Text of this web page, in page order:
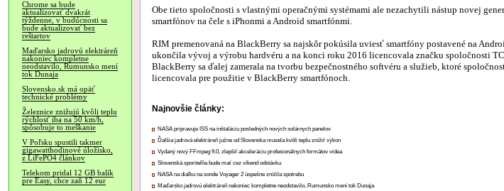
Chrome sa bude
aktualizovať dvakrát
týždenne, v budúcnosti sa
bude aktualizovať bez
reštartov
Maďarsko jadrovú elektráreň
nakoniec kompletne
neodstavilo, Rumunsko mení
tok Dunaja
Slovensko.sk má opäť
technické problémy
Železnice znižujú kvôli teplu
rýchlosť iba na 50 km/h,
spôsobuje to meškanie
V Poľsku spustili takmer
gigawatthodinové úložisko,
z LiFePO4 článkov
Telekom pridal 12 GB balík
pre Easy, chce zaň 12 eur
Obe tieto spoločnosti s vlastnými operačnými systémami ale nezachytili nástup novej
smartfónov na čele s iPhonmi a Android smartfónmi.
RIM premenovaná na BlackBerry sa najskôr pokúsila uviesť smartfóny postavené na
ukončila vývoj a výrobu hardvéru a na konci roku 2016 licencovala značku spoločnosti
BlackBerry sa ďalej zamerala na tvorbu bezpečnostného softvéru a služieb, ktoré
licencovala pre použitie v BlackBerry smartfónoch.
Najnovšie články:
NASA pripravuje ISS na inštaláciu posledných nových solárnych panelov
Ďalšia jadrová elektráreň južne od Slovenska musela kvôli teplu znížiť výkon
Vydaný nový FFmpeg 9.0, zlepšil akceleráciu profesionálnych formátov videa
Slovenská sporiteľňa bude mať cez víkend odstávku
NASA na diaľku na sonde Voyager 2 úspešne znížila spotrebu
Maďarsko jadrovú elektráreň nakoniec kompletne neodstavilo, Rumunsko mení tok Dunaja